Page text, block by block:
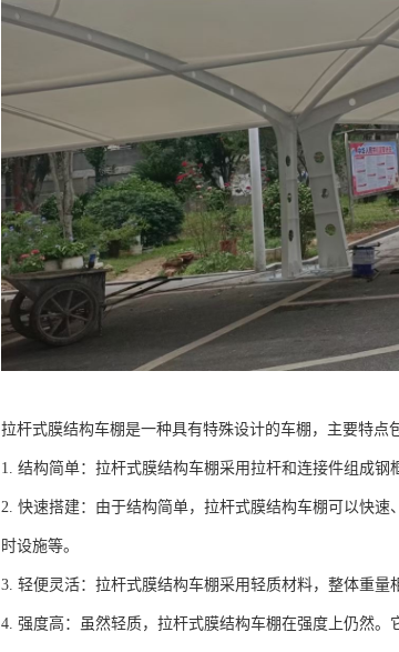
拉杆式膜结构车棚是一种具有特殊设计的车棚，主要特点
1. 结构简单：拉杆式膜结构车棚采用拉杆和连接件组成
2. 快速搭建：由于结构简单，拉杆式膜结构车棚可以快
时设施等。
3. 轻便灵活：拉杆式膜结构车棚采用轻质材料，整体重量
4. 强度高：虽然轻质，拉杆式膜结构车棚在强度上仍然。